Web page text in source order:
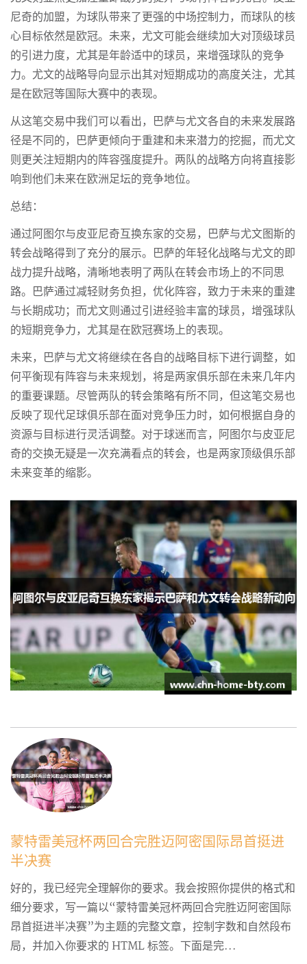
尼奇的加盟，为球队带来了更强的中场控制力，而球队的核
心目标依然是欧冠。未来，尤文可能会继续加大对顶级球员
的引进力度，尤其是年龄适中的球员，来增强球队的竞争
力。尤文的战略导向显示出其对短期成功的高度关注，尤其
是在欧冠等国际大赛中的表现。
从这笔交易中我们可以看出，巴萨与尤文各自的未来发展路
径是不同的，巴萨更倾向于重建和未来潜力的挖掘，而尤文
则更关注短期内的阵容强度提升。两队的战略方向将直接影
响到他们未来在欧洲足坛的竞争地位。
总结：
通过阿图尔与皮亚尼奇互换东家的交易，巴萨与尤文图斯的
转会战略得到了充分的展示。巴萨的年轻化战略与尤文的即
战力提升战略，清晰地表明了两队在转会市场上的不同思
路。巴萨通过减轻财务负担，优化阵容，致力于未来的重建
与长期成功；而尤文则通过引进经验丰富的球员，增强球队
的短期竞争力，尤其是在欧冠赛场上的表现。
未来，巴萨与尤文将继续在各自的战略目标下进行调整，如
何平衡现有阵容与未来规划，将是两家俱乐部在未来几年内
的重要课题。尽管两队的转会策略有所不同，但这笔交易也
反映了现代足球俱乐部在面对竞争压力时，如何根据自身的
资源与目标进行灵活调整。对于球迷而言，阿图尔与皮亚尼
奇的交换无疑是一次充满看点的转会，也是两家顶级俱乐部
未来变革的缩影。
蒙特雷美冠杯两回合完胜迈阿密国际昂首挺进
半决赛
好的，我已经完全理解你的要求。我会按照你提供的格式和
细分要求，写一篇以“蒙特雷美冠杯两回合完胜迈阿密国际
昂首挺进半决赛”为主题的完整文章，控制字数和自然段布
局，并加入你要求的 HTML 标签。下面是完...